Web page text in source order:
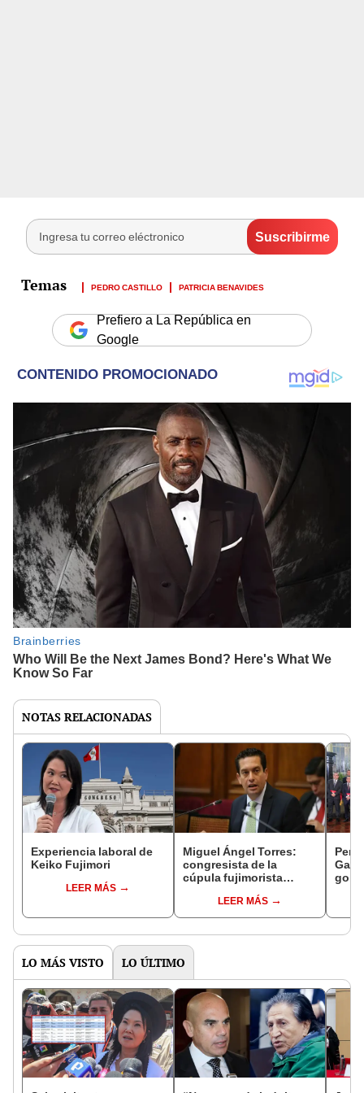
PEDRO CASTILLO PATRICIA BENAVIDES
Prefiero a La República en
Google
NOTAS RELACIONADAS
Experiencia laboral de
Keiko Fujimori
LEER MÁS
Miguel Ángel Torres:
congresista de la
cúpula fujimorista
del SenadoLEER MÁS
LO MÁS VISTO LO ÚLTIMO